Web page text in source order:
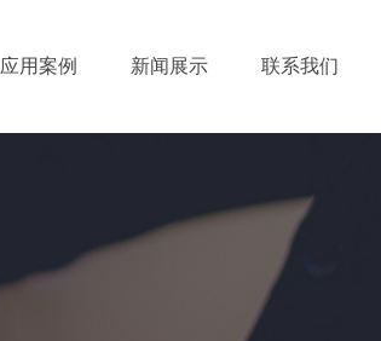
应用案例 新闻展示 联系我们